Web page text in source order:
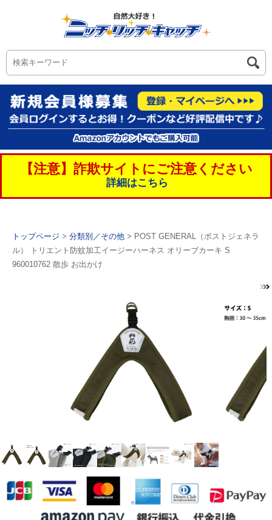
【注意】詐欺サイトにご注意ください
詳細はこちら
トップページ > 分類別／その他 > POST GENERAL（ポストジェネラ
ル） トリエント防蚊加工イージーハーネス オリーブカーキ S
960010762 散歩 お出かけ